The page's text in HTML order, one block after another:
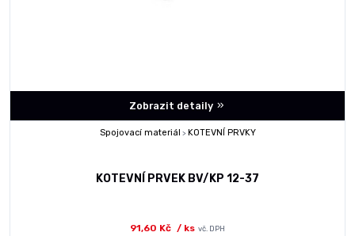
Zobrazit detaily
Spojovací materiál >KOTEVNÍ PRVKY
KOTEVNÍ PRVEK BV/KP 12-37
91,60 Kč / ks vč. DPH